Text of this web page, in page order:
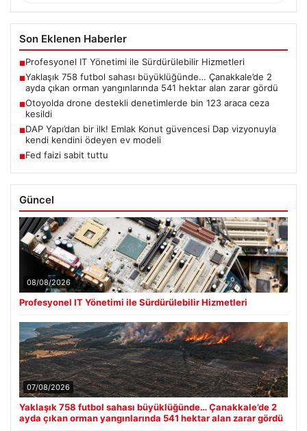
Son Eklenen Haberler
■Profesyonel IT Yönetimi ile Sürdürülebilir Hizmetleri
■Yaklaşık 758 futbol sahası büyüklüğünde… Çanakkale’de 2
ayda çıkan orman yangınlarında 541 hektar alan zarar gördü
■Otoyolda drone destekli denetimlerde bin 123 araca ceza
kesildi
■DAP Yapı’dan bir ilk! Emlak Konut güvencesi Dap vizyonuyla
kendi kendini ödeyen ev modeli
■Fed faizi sabit tuttu
Güncel
08/08/2026
Profesyonel IT Yönetimi ile Sürdürülebilir Hizmetleri
07/08/2026
Yaklaşık 758 futbol sahası büyüklüğünde… Çanakkale’de 2
ayda çıkan orman yangınlarında 541 hektar alan zarar gördü